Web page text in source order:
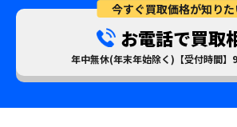
今すぐ買取価格が知り
お電話で買取
年中無休(年末年始除く)【受付時間】